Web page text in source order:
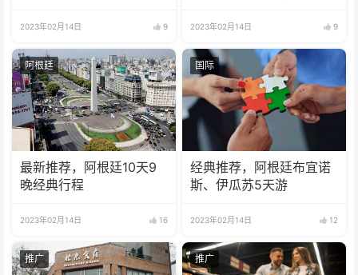
2023年02月14日 9 2023年02月14日 9
阿根廷
最新推荐，阿根廷10天9
晚经典行程
2023年02月14日 16
国际
经典推荐，阿根廷布宜诺
斯、伊瓜苏5天游
2023年02月14日 12
推广 推广